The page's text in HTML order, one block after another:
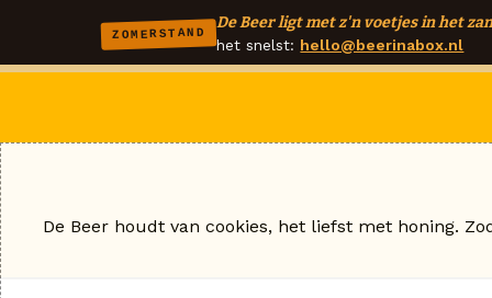
ZOMERSTAND
De Beer ligt met z'n voetjes in het
het snelst: hello@beerinabox.nl
De Beer houdt van cookies, het liefst met honing.